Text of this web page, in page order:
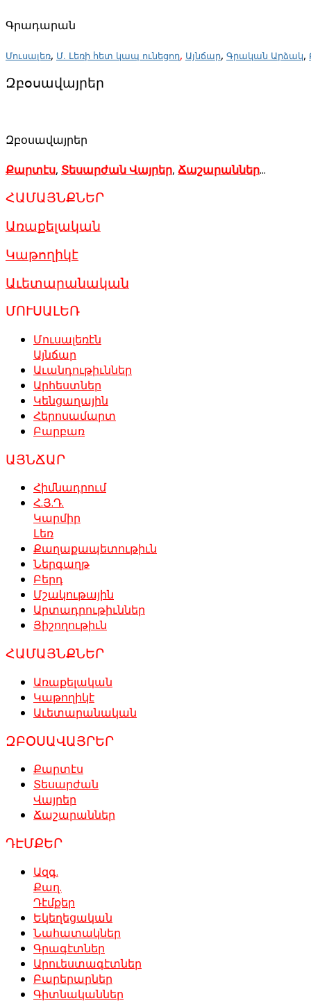
Գրադարան
Մուսալեռ, Մ. Լեռի հետ կապ ունեցող, Այնճար, Գրական Արձակ,
Զբօսավայրեր
Զբօսավայրեր
Քարտէս, Տեսարժան Վայրեր, Ճաշարաններ...
ՀԱՄԱՅՆՔՆԵՐ
Առաքելական
Կաթողիկէ
Աւետարանական
ՄՈՒՍԱԼԵՌ
Մուսալեռէն
Այնճար
Աւանդութիւններ
Արհեստներ
Կենցաղային
Հերոսամարտ
Բարբառ
ԱՅՆՃԱՐ
Հիմնադրում
Հ.Յ.Դ.
Կարմիր
Լեռ
Քաղաքապետութիւն
Ներգաղթ
Բերդ
Մշակութային
Արտադրութիւններ
Յիշողութիւն
ՀԱՄԱՅՆՔՆԵՐ
Առաքելական
Կաթողիկէ
Աւետարանական
ԶԲՕՍԱՎԱՅՐԵՐ
Քարտէս
Տեսարժան
Վայրեր
Ճաշարաններ
ԴԷՄՔԵՐ
Ազգ.
Քաղ.
Դէմքեր
Եկեղեցական
Նահատակներ
Գրագէտներ
Արուեստագէտներ
Բարերարներ
Գիտնականներ